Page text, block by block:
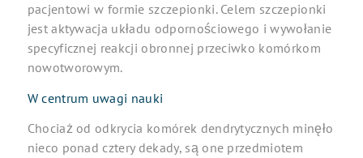
pacjentowi w formie szczepionki. Celem szczepionki
jest aktywacja układu odpornościowego i wywołanie
specyficznej reakcji obronnej przeciwko komórkom
nowotworowym.
W centrum uwagi nauki
Chociaż od odkrycia komórek dendrytycznych minęło
nieco ponad cztery dekady, są one przedmiotem